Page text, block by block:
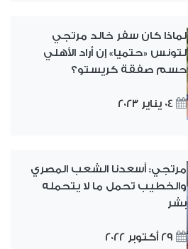
لماذا كان سفر خالد مرتجي
لتونس «حتميا» إن أراد الأهلي
حسم صفقة كريستو؟
04 يناير 2023
مرتجي: أسعدنا الشعب المصري
والخطيب تحمل ما لا يتحمله
بشر
29 أكتوبر 2022